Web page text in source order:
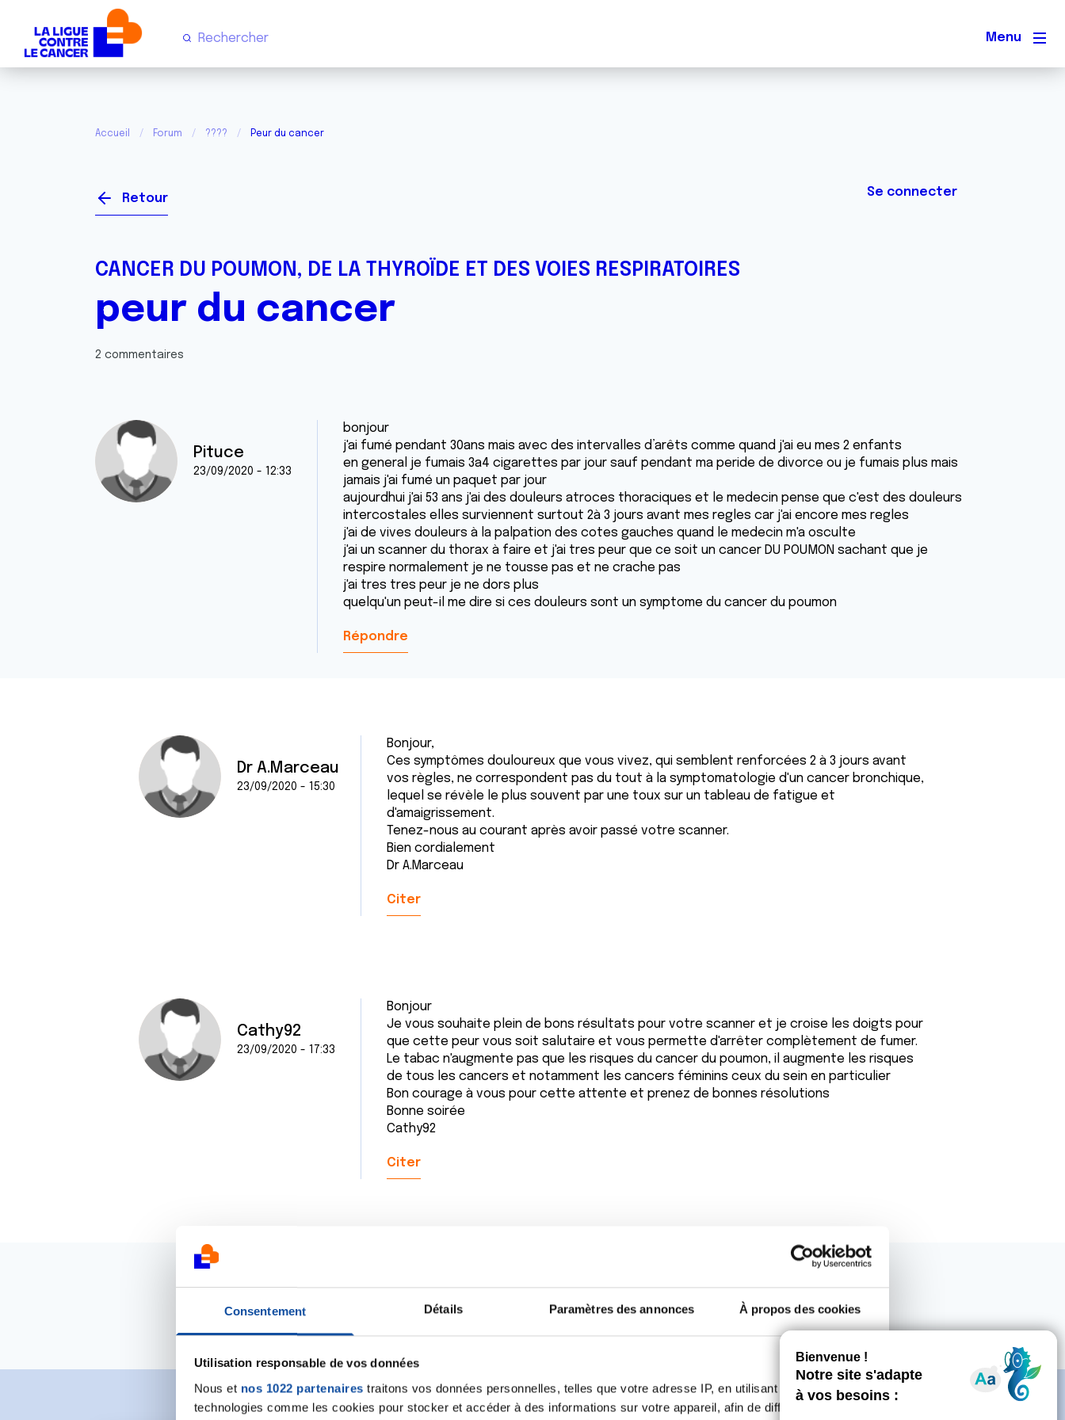
Consentement Détails Paramètres des annonces À propos des cookies
Utilisation responsable de vos données
Nous et nos 1022 partenaires traitons vos données personnelles, telles que votre adresse IP, en utilisant des
technologies comme les cookies pour stocker et accéder à des informations sur votre appareil, afin de diffuser des
Menu
Accueil Forum ???? Peur du cancer
Retour Se connecter
CANCER DU POUMON, DE LA THYROÏDE ET DES VOIES RESPIRATOIRES
peur du cancer
2 commentaires
Pituce
23/09/2020 - 12:33
bonjour
j'ai fumé pendant 30ans mais avec des intervalles d’arêts comme quand j'ai eu mes 2 enfants
en general je fumais 3a4 cigarettes par jour sauf pendant ma peride de divorce ou je fumais plus mais
jamais j'ai fumé un paquet par jour
aujourdhui j'ai 53 ans j'ai des douleurs atroces thoraciques et le medecin pense que c'est des douleurs
intercostales elles surviennent surtout 2à 3 jours avant mes regles car j'ai encore mes regles
j'ai de vives douleurs à la palpation des cotes gauches quand le medecin m'a osculte
j'ai un scanner du thorax à faire et j'ai tres peur que ce soit un cancer DU POUMON sachant que je
respire normalement je ne tousse pas et ne crache pas
j'ai tres tres peur je ne dors plus
quelqu'un peut-il me dire si ces douleurs sont un symptome du cancer du poumon
Répondre
Dr A.Marceau
23/09/2020 - 15:30
Bonjour,
Ces symptômes douloureux que vous vivez, qui semblent renforcées 2 à 3 jours avant
vos règles, ne correspondent pas du tout à la symptomatologie d'un cancer bronchique,
lequel se révèle le plus souvent par une toux sur un tableau de fatigue et
d'amaigrissement.
Tenez-nous au courant après avoir passé votre scanner.
Bien cordialement
Dr A.Marceau
Citer
Cathy92
23/09/2020 - 17:33
Bonjour
Je vous souhaite plein de bons résultats pour votre scanner et je croise les doigts pour
que cette peur vous soit salutaire et vous permette d'arrêter complètement de fumer.
Le tabac n'augmente pas que les risques du cancer du poumon, il augmente les risques
de tous les cancers et notamment les cancers féminins ceux du sein en particulier
Bon courage à vous pour cette attente et prenez de bonnes résolutions
Bonne soirée
Cathy92
Citer